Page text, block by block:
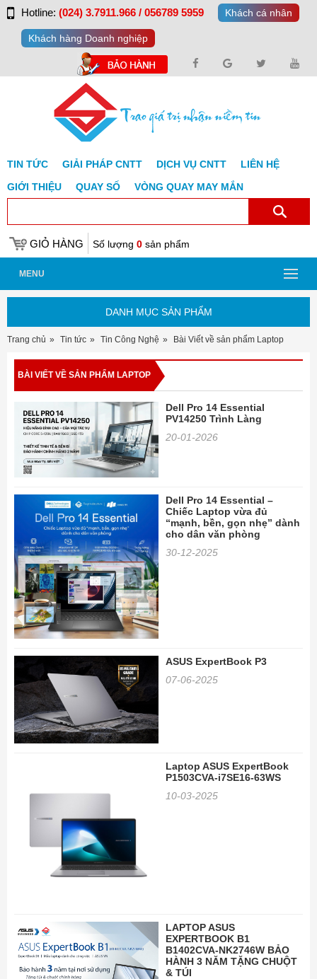
Hotline: (024) 3.7911.966 / 056789 5959 Khách cá nhân
Khách hàng Doanh nghiệp
TIN TỨC GIẢI PHÁP CNTT DỊCH VỤ CNTT
LIÊN HỆ
GIỚI THIỆU
QUAY SỐ VÒNG QUAY MAY MẮN
GIỎ HÀNG Số lượng 0 sản phẩm
MENU
DANH MỤC SẢN PHẨM
Trang chủ Tin tức Tin Công Nghệ Bài Viết về sản phẩm Laptop
BÀI VIẾT VỀ SẢN PHẨM LAPTOP
Dell Pro 14 Essential
PV14250 Trình Làng
20-01-2026
Dell Pro 14 Essential –
Chiếc Laptop vừa đủ
“mạnh, bền, gọn nhẹ” dành
cho dân văn phòng
30-12-2025
ASUS ExpertBook P3
07-06-2025
Laptop ASUS ExpertBook
P1503CVA-i7SE16-63WS
10-03-2025
LAPTOP ASUS
EXPERTBOOK B1
B1402CVA-NK2746W BẢO
HÀNH 3 NĂM TẶNG CHUỘT
& TÚI